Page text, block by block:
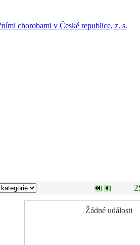
chorobami v České republice, z. s.
Žádné události